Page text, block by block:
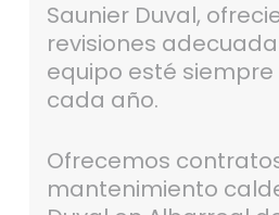
Saunier Duval,
revisiones
equipo esté
cada año.
Ofrecemos
mantenimiento